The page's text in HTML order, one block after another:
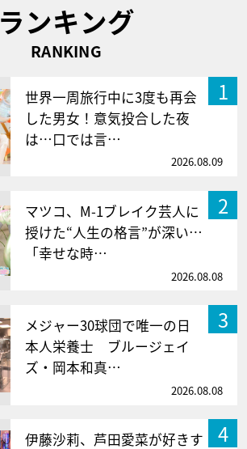
ランキング
RANKING
1
世界一周旅行中に3度も再会
した男女！意気投合した夜
は…口では言…
2026.08.09
2
マツコ、M-1ブレイク芸人に
授けた“人生の格言”が深い…
「幸せな時…
2026.08.08
3
メジャー30球団で唯一の日
本人栄養士 ブルージェイ
ズ・岡本和真…
2026.08.08
4
伊藤沙莉、芦田愛菜が好きす